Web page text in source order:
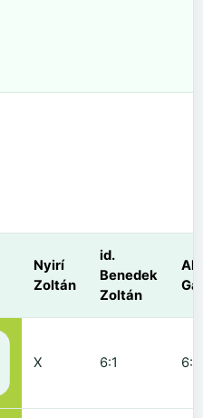
Nyirí
Zoltán
id.
Benedek
Zoltán
X 6:1 6:2